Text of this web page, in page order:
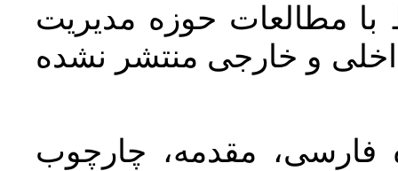
با مطالعات حوزه مديريت
و خارجی منتشر نشده
فارسی، مقدمه، چارچوب